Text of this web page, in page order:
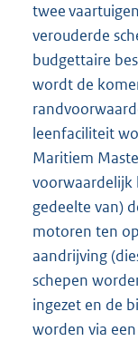
twee
verouderde
budgettaire
wordt de
leenfaciliteit
Maritiem
voorwaardelijk
gedeelte van)
motoren ten
aandrijving
schepen
ingezet en de
worden via